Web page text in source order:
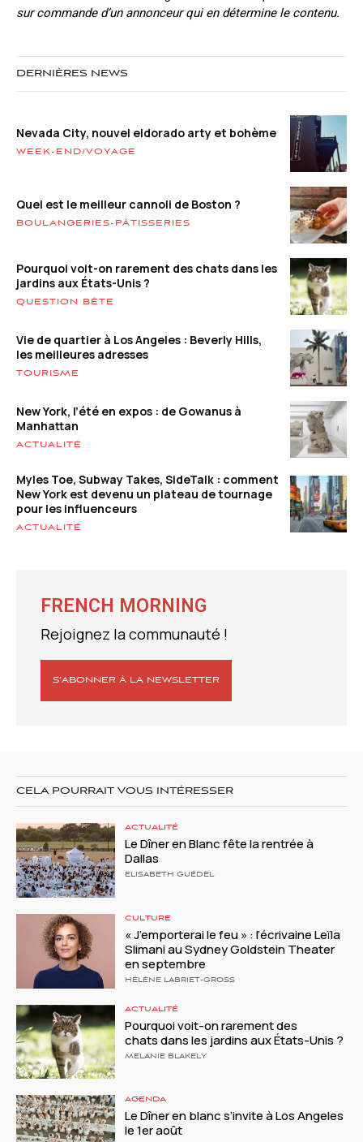
sur commande d’un annonceur qui en détermine le contenu.
DERNIÈRES NEWS
Nevada City, nouvel eldorado arty et bohème
WEEK-END/VOYAGE
Quel est le meilleur cannoli de Boston ?
BOULANGERIES-PÂTISSERIES
Pourquoi voit-on rarement des chats dans les
jardins aux États-Unis ?
QUESTION BÊTE
Vie de quartier à Los Angeles : Beverly Hills,
les meilleures adresses
TOURISME
New York, l’été en expos : de Gowanus à
Manhattan
ACTUALITÉ
Myles Toe, Subway Takes, SideTalk : comment
New York est devenu un plateau de tournage
pour les influenceurs
ACTUALITÉ
FRENCH MORNING
Rejoignez la communauté !
S’ABONNER À LA NEWSLETTER
CELA POURRAIT VOUS INTÉRESSER
ACTUALITÉ
Le Dîner en Blanc fête la rentrée à
Dallas
ELISABETH GUÉDEL
CULTURE
« J’emporterai le feu » : l’écrivaine Leïla
Slimani au Sydney Goldstein Theater
en septembre
HÉLÈNE LABRIET-GROSS
ACTUALITÉ
Pourquoi voit-on rarement des
chats dans les jardins aux États-Unis ?
MELANIE BLAKELY
AGENDA
Le Dîner en blanc s’invite à Los Angeles
le 1er août